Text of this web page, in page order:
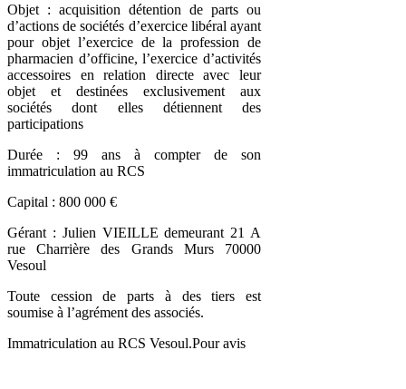
Objet : acquisition détention de parts ou
d’actions de sociétés d’exercice libéral ayant
pour objet l’exercice de la profession de
pharmacien d’officine, l’exercice d’activités
accessoires en relation directe avec leur
objet et destinées exclusivement aux
sociétés dont elles détiennent des
participations
Durée : 99 ans à compter de son
immatriculation au RCS
Capital : 800 000 €
Gérant : Julien VIEILLE demeurant 21 A
rue Charrière des Grands Murs 70000
Vesoul
Toute cession de parts à des tiers est
soumise à l’agrément des associés.
Immatriculation au RCS Vesoul.Pour avis